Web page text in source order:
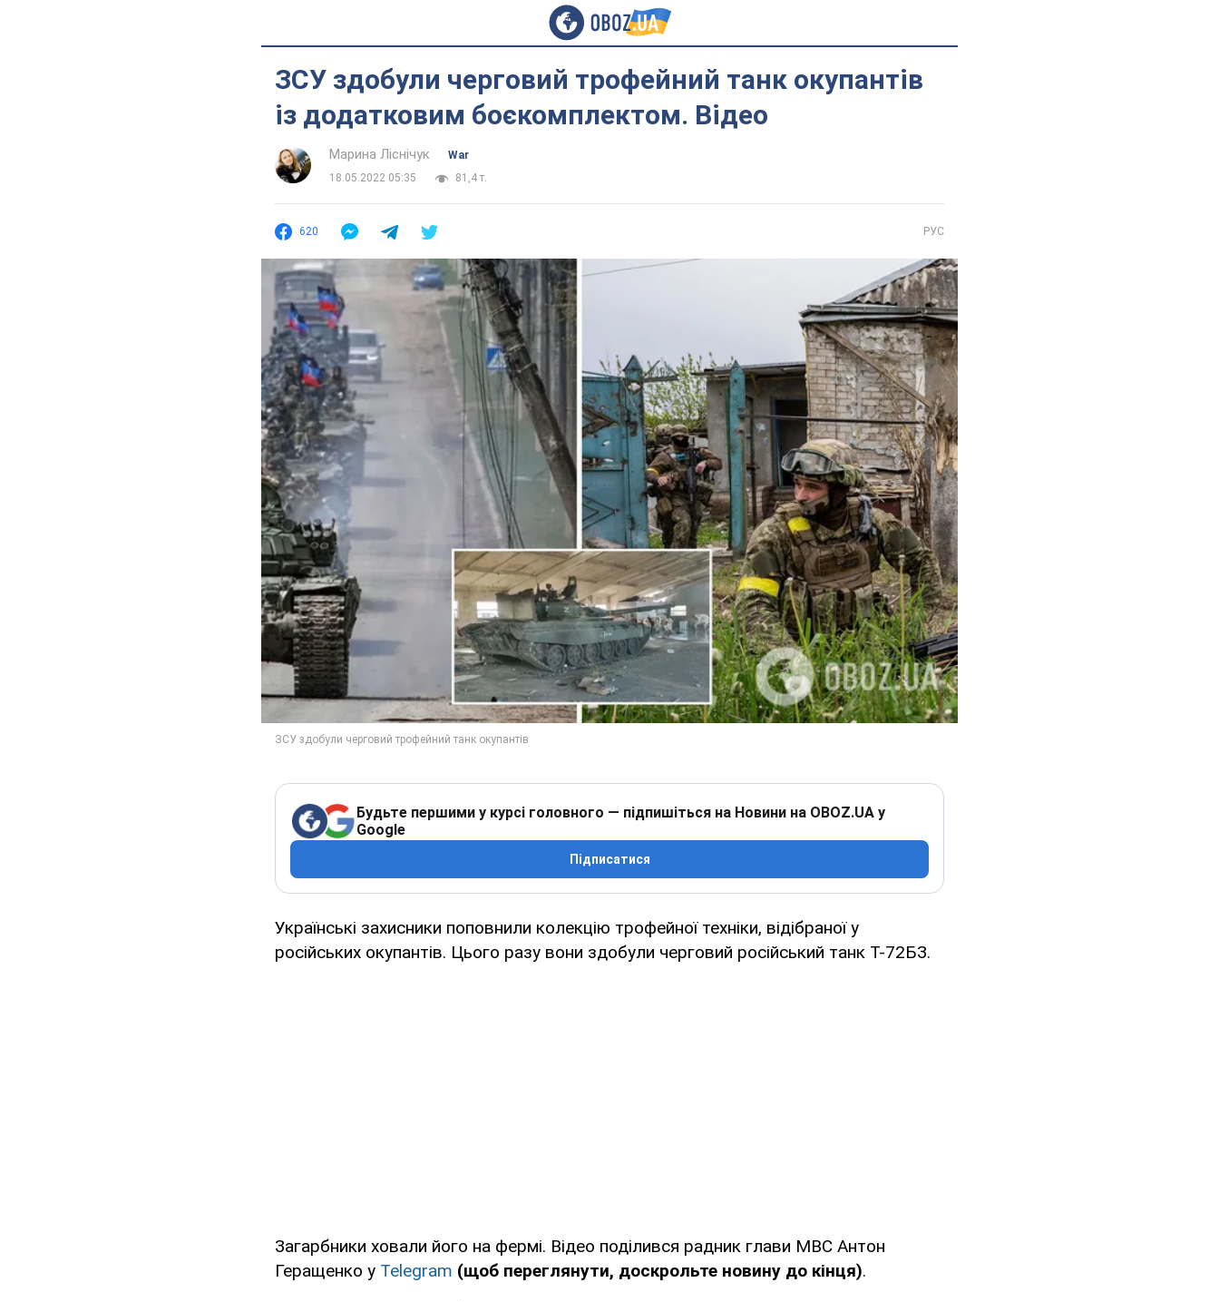
ЗСУ здобули черговий трофейний танк окупантів
із додатковим боєкомплектом. Відео
Марина Ліснічук
War
18.05.2022 05:35
81,4 т.
620 РУС
Будьте першими у курсі головного — підпишіться на Новини на OBOZ.UA у
Google
Підписатися
Українські захисники поповнили колекцію трофейної техніки, відібраної у
російських окупантів. Цього разу вони здобули черговий російський танк Т-72БЗ.
Загарбники ховали його на фермі. Відео поділився радник глави МВС Антон
Геращенко у Telegram (щоб переглянути, доскрольте новину до кінця).